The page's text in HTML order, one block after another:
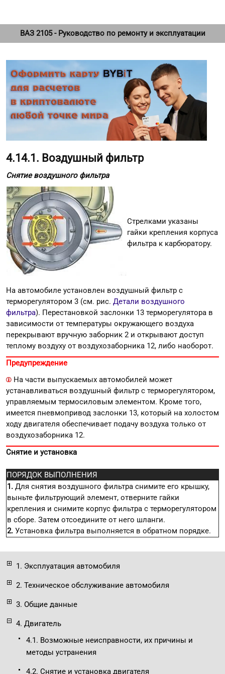
ВАЗ 2105 - Руководство по ремонту и эксплуатации
1. Эксплуатация автомобиля
2. Техническое обслуживание автомобиля
3. Общие данные
4. Двигатель
4.1. Возможные неисправности, их причины и
методы устранения
4.2. Снятие и установка двигателя
4.14.1. Воздушный фильтр
Снятие воздушного фильтра
Стрелками указаны
гайки крепления корпуса
фильтра к карбюратору.
На автомобиле установлен воздушный фильтр с
терморегулятором 3 (см. рис. Детали воздушного
фильтра). Перестановкой заслонки 13 терморегулятора в
зависимости от температуры окружающего воздуха
перекрывают вручную заборник 2 и открывают доступ
теплому воздуху от воздухозаборника 12, либо наоборот.
Предупреждение
На части выпускаемых автомобилей может
устанавливаться воздушный фильтр с терморегулятором,
управляемым термосиловым элементом. Кроме того,
имеется пневмопривод заслонки 13, который на холостом
ходу двигателя обеспечивает подачу воздуха только от
воздухозаборника 12.
Снятие и установка
ПОРЯДОК ВЫПОЛНЕНИЯ
1. Для снятия воздушного фильтра снимите его крышку,
выньте фильтрующий элемент, отверните гайки
крепления и снимите корпус фильтра с терморегулятором
в сборе. Затем отсоедините от него шланги.
2. Установка фильтра выполняется в обратном порядке.